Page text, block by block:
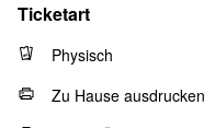
Ticketart
Physisch
Zu Hause ausdrucken